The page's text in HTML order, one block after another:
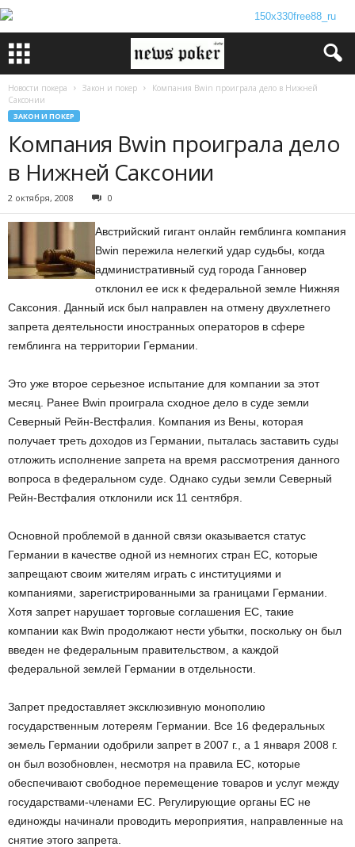
Новости покера Закон и покер
Компания Bwin проиграла дело в Нижней
Саксонии
ЗАКОН И ПОКЕР
Компания Bwin проиграла дело
в Нижней Саксонии
2 октября, 2008 0
Австрийский гигант онлайн гемблинга компания
Bwin пережила нелегкий удар судьбы, когда
административный суд города Ганновер
отклонил ее иск к федеральной земле Нижняя
Саксония. Данный иск был направлен на отмену двухлетнего
запрета деятельности иностранных операторов в сфере
гемблинга на территории Германии.
Это уже второе серьезное испытание для компании за этот
месяц. Ранее Bwin проиграла сходное дело в суде земли
Северный Рейн-Вестфалия. Компания из Вены, которая
получает треть доходов из Германии, пыталась заставить суды
отложить исполнение запрета на время рассмотрения данного
вопроса в федеральном суде. Однако судьи земли Северный
Рейн-Вестфалия отклонили иск 11 сентября.
Основной проблемой в данной связи оказывается статус
Германии в качестве одной из немногих стран ЕС, которые
запрещают своим жителям играть с институциями и
компаниями, зарегистрированными за границами Германии.
Хотя запрет нарушает торговые соглашения ЕС, такие
компании как Bwin продолжают нести убытки, поскольку он был
введен не федеральным правительством, а каждой
федеральной землей Германии в отдельности.
Запрет предоставляет эксклюзивную монополию
государственным лотереям Германии. Все 16 федеральных
земель Германии одобрили запрет в 2007 г., а 1 января 2008 г.
он был возобновлен, несмотря на правила ЕС, которые
обеспечивают свободное перемещение товаров и услуг между
государствами-членами ЕС. Регулирующие органы ЕС не
единожды начинали проводить мероприятия, направленные на
снятие этого запрета.